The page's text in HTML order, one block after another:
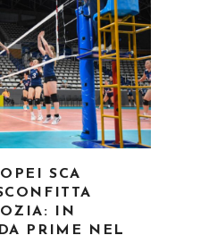
SCA
IN
PRIME NEL